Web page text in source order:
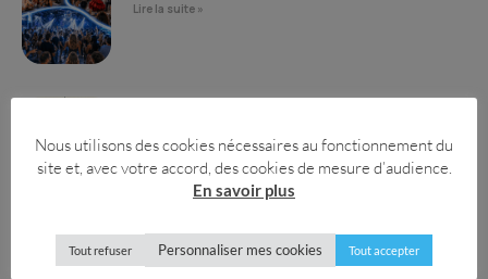
Lire la suite »
Randonnées dans la province d’Alicante
Nous utilisons des cookies nécessaires au fonctionnement du
site et, avec votre accord, des cookies de mesure d’audience.
En savoir plus
Tout refuser Personnaliser mes cookies Tout accepter